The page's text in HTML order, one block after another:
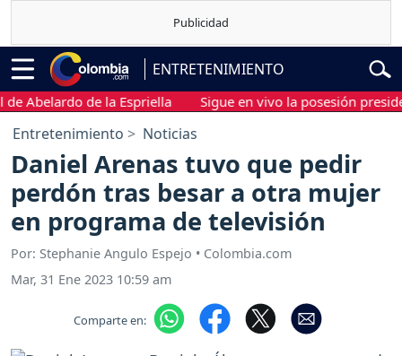
ENTRETENIMIENTO
de la Espriella Sigue en vivo la posesión
Entretenimiento Noticias
Daniel Arenas tuvo que pedir
perdón tras besar a otra mujer
en programa de televisión
Por: Stephanie Angulo Espejo • Colombia.com
Mar, 31 Ene 2023 10:59 am
Comparte en: